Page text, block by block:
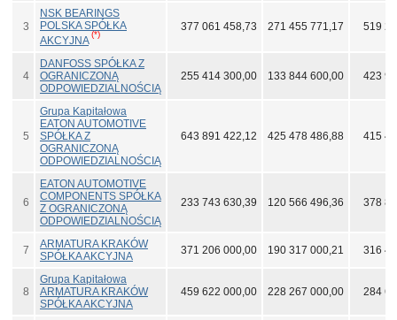
3
NSK BEARINGS
POLSKA SPÓŁKA
AKCYJNA
(*)
377 061 458,73 271 455 771,17 519
4
DANFOSS SPÓŁKA Z
OGRANICZONĄ
ODPOWIEDZIALNOŚCIĄ
255 414 300,00 133 844 600,00 423
5
Grupa Kapitałowa
EATON AUTOMOTIVE
SPÓŁKA Z
OGRANICZONĄ
ODPOWIEDZIALNOŚCIĄ
643 891 422,12 425 478 486,88 415
6
EATON AUTOMOTIVE
COMPONENTS SPÓŁKA
Z OGRANICZONĄ
ODPOWIEDZIALNOŚCIĄ
233 743 630,39 120 566 496,36 378
7
ARMATURA KRAKÓW
SPÓŁKA AKCYJNA
371 206 000,00 190 317 000,21 316
8
Grupa Kapitałowa
ARMATURA KRAKÓW
SPÓŁKA AKCYJNA
459 622 000,00 228 267 000,00 284